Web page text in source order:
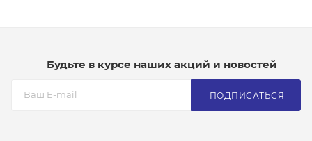
Будьте в курсе наших акций и новостей
ПОДПИСАТЬСЯ